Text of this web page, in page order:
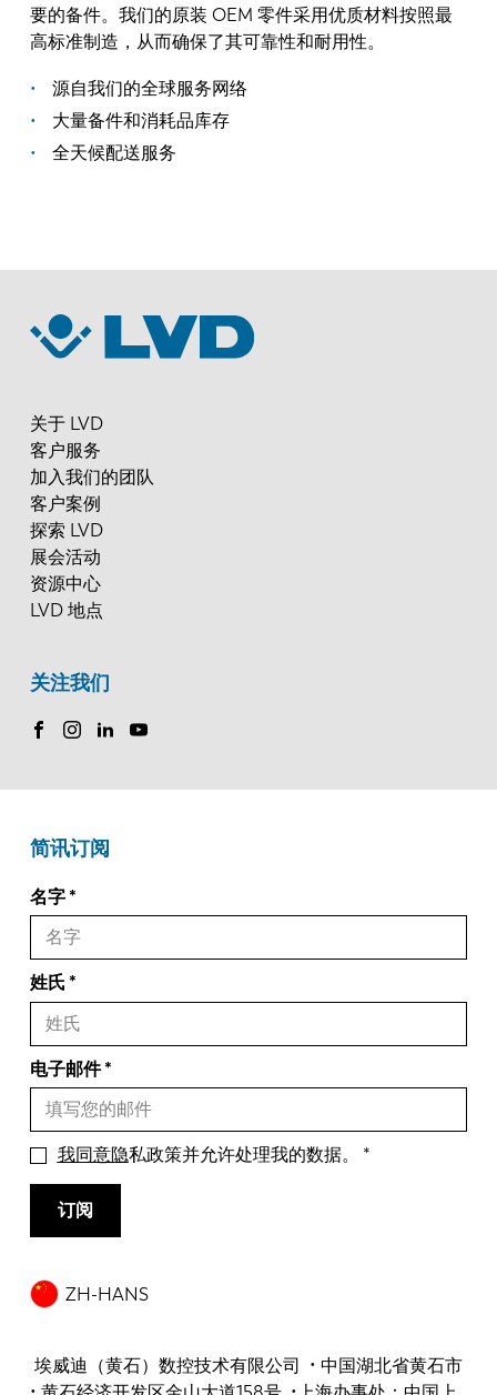
要的备件。我们的原装 OEM 零件采用优质材料按照最
高标准制造，从而确保了其可靠性和耐用性。
源自我们的全球服务网络
大量备件和消耗品库存
全天候配送服务
关于 LVD
客户服务
加入我们的团队
客户案例
探索 LVD
展会活动
资源中心
LVD 地点
关注我们
ZH-HANS
埃威迪（黄石）数控技术有限公司 • 中国湖北省黄石市
简讯订阅
名字
姓氏
电子邮件
我同意隐私政策并允许处理我的数据。
订阅